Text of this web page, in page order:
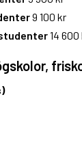
9 100 kr
14 600